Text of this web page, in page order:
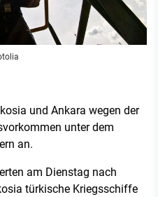
und Ankara wegen der
unter dem
an.
am Dienstag nach
türkische Kriegsschiffe